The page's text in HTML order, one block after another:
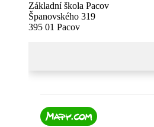
Základní škola Pacov
Španovského 319
395 01 Pacov